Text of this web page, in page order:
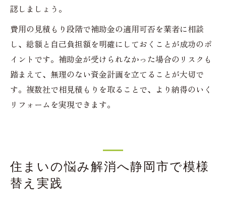
認しましょう。
費用の見積もり段階で補助金の適用可否を業者に相談
し、総額と自己負担額を明確にしておくことが成功のポ
イントです。補助金が受けられなかった場合のリスクも
踏まえて、無理のない資金計画を立てることが大切で
す。複数社で相見積もりを取ることで、より納得のいく
リフォームを実現できます。
住まいの悩み解消へ静岡市で模様
替え実践